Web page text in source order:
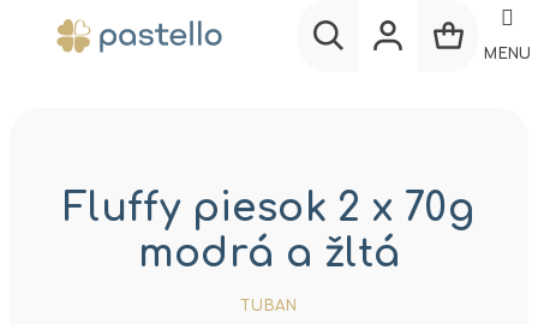
MENU
Fluffy piesok 2 x 70g
modrá a žltá
TUBAN